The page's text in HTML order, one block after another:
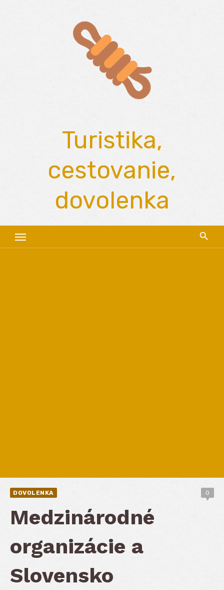
Turistika,
cestovanie,
dovolenka
DOVOLENKA 0
Medzinárodné
organizácie a
Slovensko